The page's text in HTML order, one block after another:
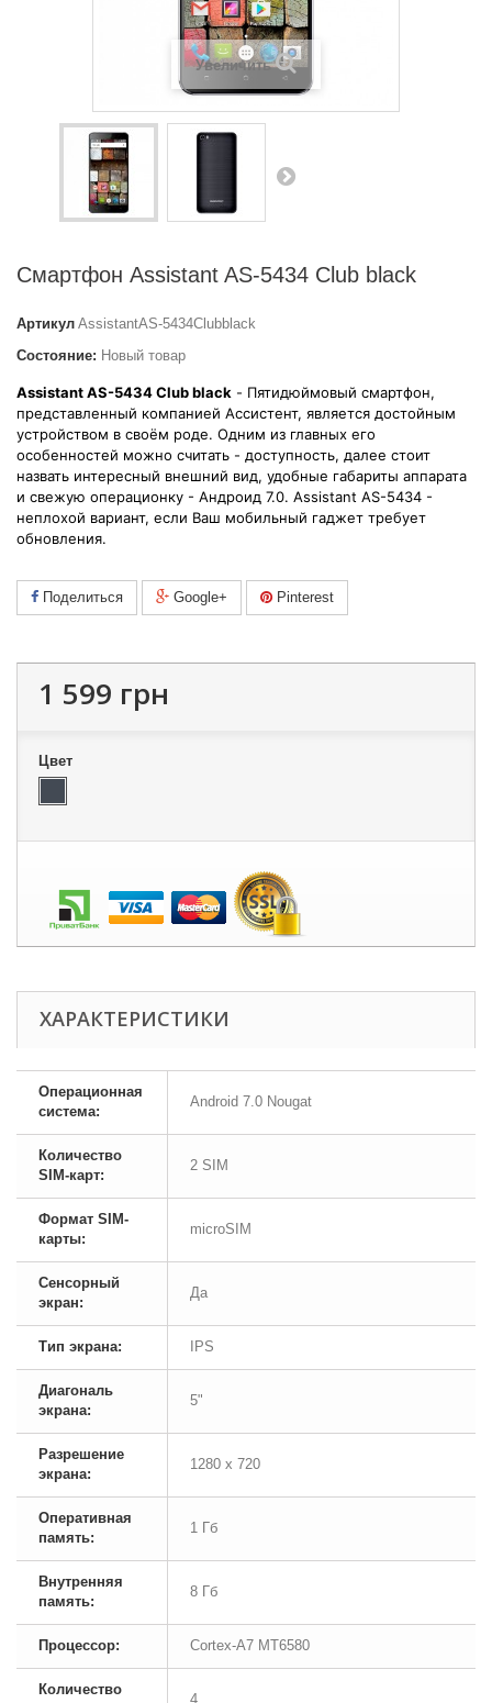
Увеличить
Смартфон Assistant AS-5434 Club black
Артикул AssistantAS-5434Clubblack
Состояние: Новый товар
Assistant AS-5434 Club black - Пятидюймовый смартфон,
представленный компанией Ассистент, является достойным
устройством в своём роде. Одним из главных его
особенностей можно считать - доступность, далее стоит
назвать интересный внешний вид, удобные габариты аппарата
и свежую операционку - Андроид 7.0. Assistant AS-5434 -
неплохой вариант, если Ваш мобильный гаджет требует
обновления.
Поделиться Google+ Pinterest
1 599 грн
Цвет
ХАРАКТЕРИСТИКИ
Операционная
система:
Android 7.0 Nougat
Количество
SIM-карт:
2 SIM
Формат SIM-
карты:
microSIM
Сенсорный
экран:
Да
Тип экрана: IPS
Диагональ
экрана:
5"
Разрешение
экрана:
1280 х 720
Оперативная
память:
1 Гб
Внутренняя
память:
8 Гб
Процессор: Cortex-A7 MT6580
Количество
4